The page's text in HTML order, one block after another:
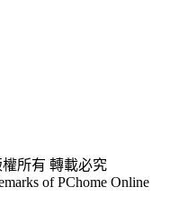
所有 轉載必究
of PChome Online